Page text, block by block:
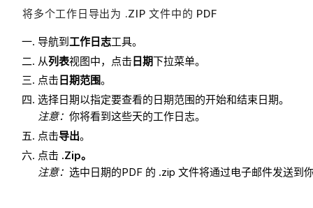
将多个工作日导出为 .ZIP 文件中的 PDF
导航到工作日志工具。
从列表视图中，点击日期下拉菜单。
点击 日期范围。
选择日期以指定要查看的日期范围的开始和结束日期。
注意：你将看到这些天的工作日志。
点击导出。
点击 .Zip。
注意：选中日期的PDF 的 .zip 文件将通过电子邮件发送到